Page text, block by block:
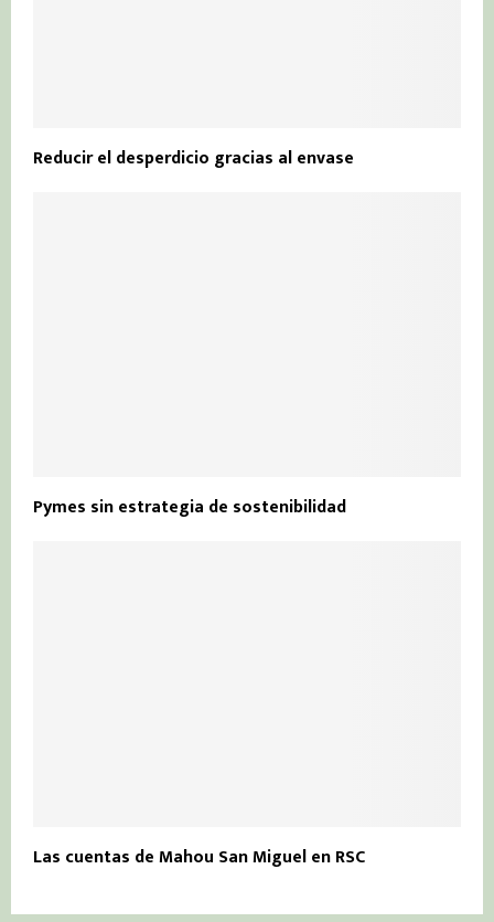
Reducir el desperdicio gracias al envase
Pymes sin estrategia de sostenibilidad
Las cuentas de Mahou San Miguel en RSC